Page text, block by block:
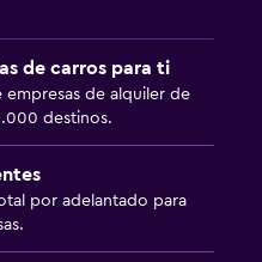
de carros para ti
empresas de alquiler de
destinos.
por adelantado para